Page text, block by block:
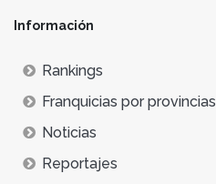
Información
Rankings
Franquicias por provincias
Noticias
Reportajes